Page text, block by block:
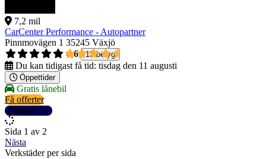
7,2 mil
CarCenter Performance - Autopartner
Pinnmovägen 1 35245 Växjö
4,6
13 betyg
Du kan tidigast få tid: tisdag den 11 augusti
Öppettider
Gratis lånebil
Få offerter
Detaljer
Sida 1 av 2
Nästa
Verkstäder per sida